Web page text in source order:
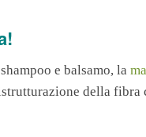
e balsamo, la
della